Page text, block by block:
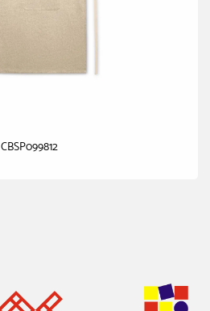
CBSP099812